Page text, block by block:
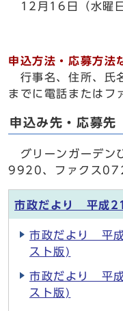
12月16日（水曜
申込方法・応募方法
行事名、住所、氏
までに電話またはフ
申込み先・応募
グリーンガーデ
9920、ファクス
市政だより 平成
市政だより 平
スト版)
市政だより 平
スト版)